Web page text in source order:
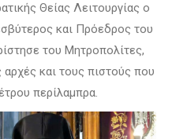
Θείας Λειτουργίας ο
και Πρόεδρος του
του Μητροπολίτες,
αρχές και τους πιστούς που
περίλαμπρα.